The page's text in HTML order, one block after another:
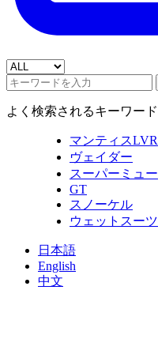
よく検索されるキーワード
マンティスLVR
ヴェイダー
スーパーミュー
GT
スノーケル
ウェットスーツ
日本語
English
中文